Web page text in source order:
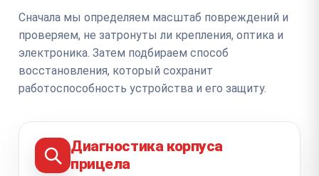
Сначала мы определяем масштаб повреждений и
проверяем, не затронуты ли крепления, оптика и
электроника. Затем подбираем способ
восстановления, который сохранит
работоспособность устройства и его защиту.
Диагностика корпуса
прицела